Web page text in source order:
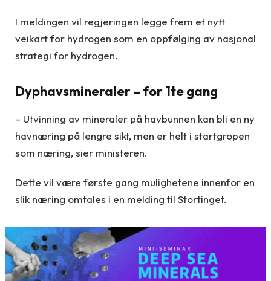
I meldingen vil regjeringen legge frem et nytt
veikart for hydrogen som en oppfølging av nasjonal
strategi for hydrogen.
Dyphavsmineraler – for 1te gang
– Utvinning av mineraler på havbunnen kan bli en ny
havnæring på lengre sikt, men er helt i startgropen
som næring, sier ministeren.
Dette vil være første gang mulighetene innenfor en
slik næring omtales i en melding til Stortinget.